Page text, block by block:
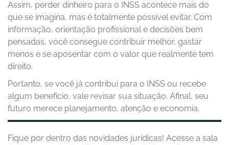
Assim, perder dinheiro para o INSS acontece mais do
que se imagina, mas é totalmente possível evitar. Com
informação, orientação profissional e decisões bem
pensadas, você consegue contribuir melhor, gastar
menos e se aposentar com o valor que realmente tem
direito.
Portanto, se você já contribui para o INSS ou recebe
algum benefício, vale revisar sua situação. Afinal, seu
futuro merece planejamento, atenção e economia.
Fique por dentro das novidades jurídicas! Acesse a sala